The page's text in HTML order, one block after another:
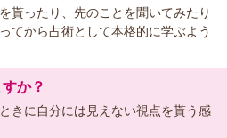
貰ったり、先のことを聞いてみたり
てから占術として本格的に学ぶよう
か？
きに自分には見えない視点を貰う感